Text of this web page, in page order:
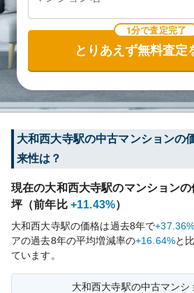
1分で査定完了
とりあえず無料査定
大和西大寺駅の中古マンションの
来性は？
現在の大和西大寺駅のマンション
坪（前年比 +11.43%）
大和西大寺駅の価格は過去8年で+37.36%
アの過去8年の平均増減率の+16.64%と
ています。
大和西大寺駅の中古マンシ